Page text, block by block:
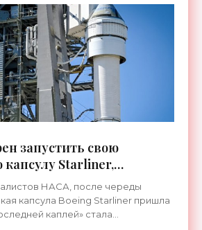
запустить свою
капсулу Starliner,
газа из корпуса -
НАСА, после череды
капсула Boeing Starliner пришла
каплей» стала